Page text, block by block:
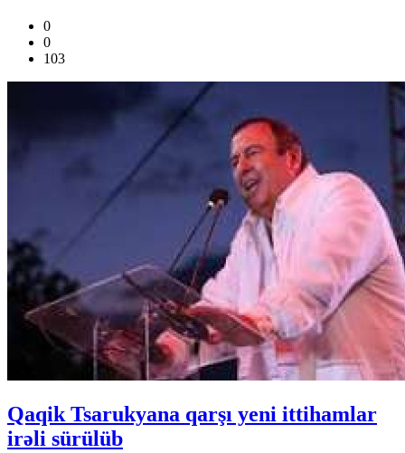
0
0
103
Qaqik Tsarukyana qarşı yeni ittihamlar
irəli sürülüb